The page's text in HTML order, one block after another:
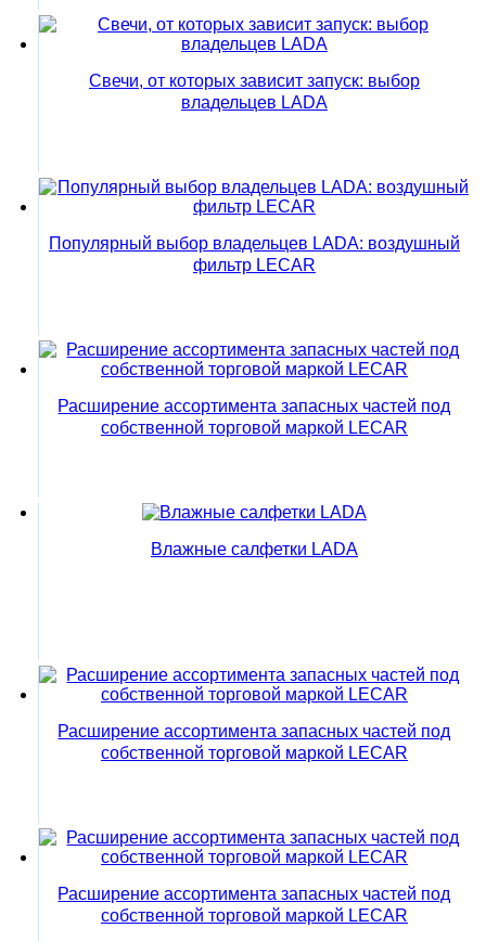
Свечи, от которых зависит запуск: выбор
владельцев LADA
Популярный выбор владельцев LADA: воздушный
фильтр LECAR
Расширение ассортимента запасных частей под
собственной торговой маркой LECAR
Влажные салфетки LADA
Расширение ассортимента запасных частей под
собственной торговой маркой LECAR
Расширение ассортимента запасных частей под
собственной торговой маркой LECAR